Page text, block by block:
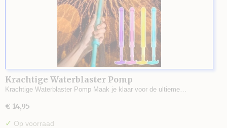
Krachtige Waterblaster Pomp
Krachtige Waterblaster Pomp Maak je klaar voor de ultieme…
€ 14,95
✓ Op voorraad